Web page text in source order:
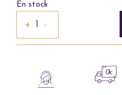
En stock
+ −